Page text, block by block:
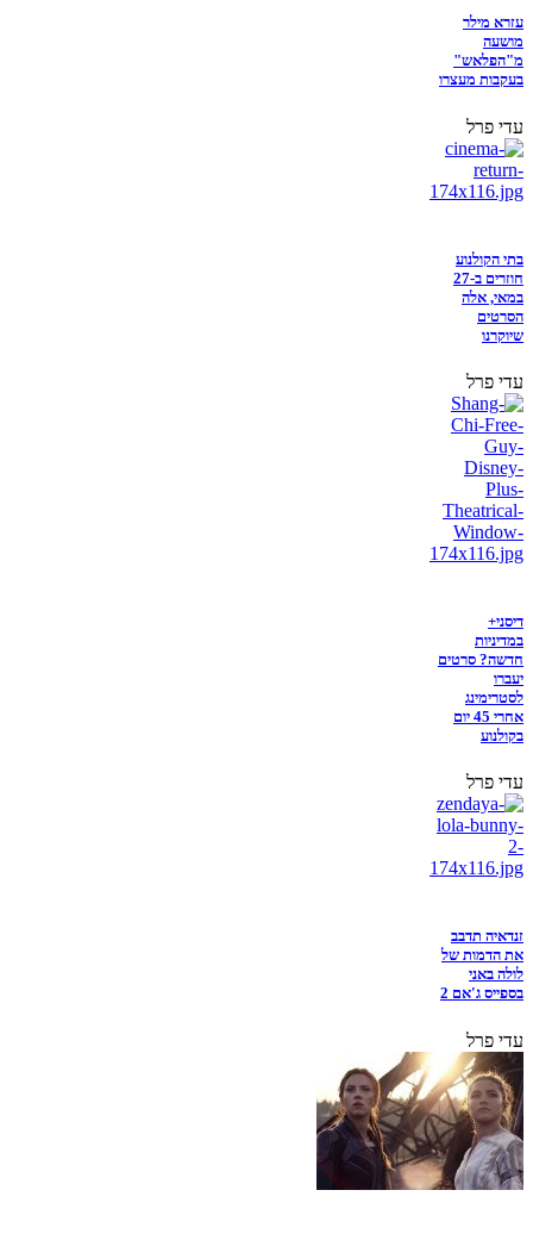
עזרא מילר
מושעה
מ"הפלאש"
בעקבות מעצרו
עדי פרל
בתי הקולנוע
חוזרים ב-27
במאי, אלה
הסרטים
שיוקרנו
עדי פרל
דיסני+
במדיניות
חדשה? סרטים
יעברו
לסטרימינג
אחרי 45 יום
בקולנוע
עדי פרל
זנדאיה תדבב
את הדמות של
לולה באני
בספייס ג'אם 2
עדי פרל